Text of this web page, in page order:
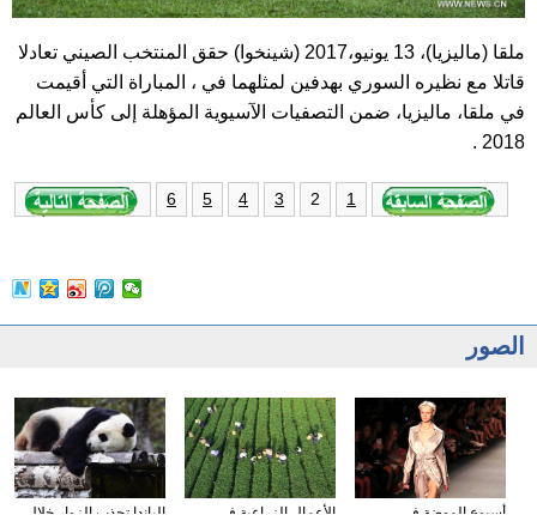
ملقا (ماليزيا)، 13 يونيو،2017 (شينخوا) حقق المنتخب الصيني تعادلا
قاتلا مع نظيره السوري بهدفين لمثلهما في ، المباراة التي أقيمت
في ملقا، ماليزيا، ضمن التصفيات الآسيوية المؤهلة إلى كأس العالم
2018 .
1
2
3
4
5
6
الصور